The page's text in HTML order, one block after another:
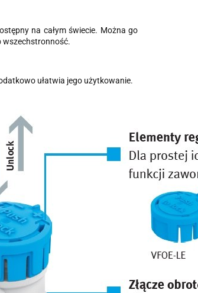
na całym świecie. Można go
wszechstronność.
ułatwia jego użytkowanie.